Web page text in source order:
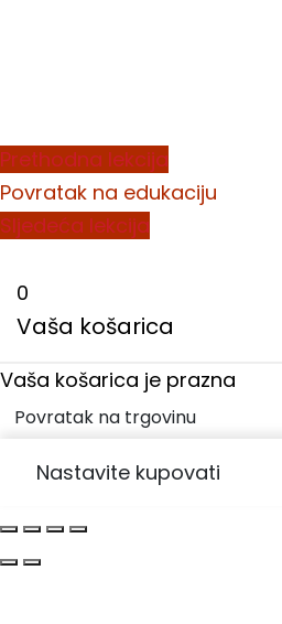
Prethodna lekcija
Povratak na edukaciju
Sljedeća lekcija
0
Vaša košarica
Vaša košarica je prazna
Povratak na trgovinu
Nastavite kupovati